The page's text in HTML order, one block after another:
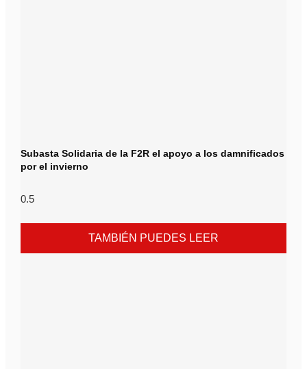
Subasta Solidaria de la F2R el apoyo a los damnificados
por el invierno
TAMBIÉN PUEDES LEER